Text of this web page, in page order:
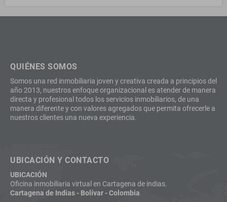
QUIÉNES SOMOS
Somos una red inmobiliaria joven y creativa creada a principios del
año 2013, nuestros enfoque organizacional es atender de manera
directa y profesional todos los servicios inmobiliarios, de una
manera diferente y con valores agregados que permita ofrecerle a
nuestros clientes una nueva experiencia.
UBICACIÓN Y CONTACTO
UBICACIÓN
Oficina inmobiliaria virtual en Cartagena de indias.
Cartagena de Indias - Bolívar - Colombia